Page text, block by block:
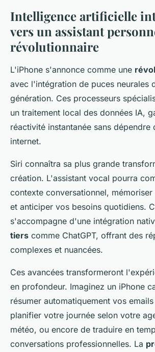
Intelligence artificielle
vers un assistant
révolutionnaire
L'iPhone s'annonce comme une
avec l'intégration de puces neurales
génération. Ces processeurs
un traitement local des données IA,
réactivité instantanée sans dépendre
internet.
Siri connaîtra sa plus grande
création. L'assistant vocal pourra
contexte conversationnel,
et anticiper vos besoins quotidiens.
s'accompagne d'une intégration
tiers comme ChatGPT, offrant des
complexes et nuancées.
Ces avancées transformeront
en profondeur. Imaginez un iPhone
résumer automatiquement vos
planifier votre journée selon votre
météo, ou encore de traduire en
conversations professionnelles. La